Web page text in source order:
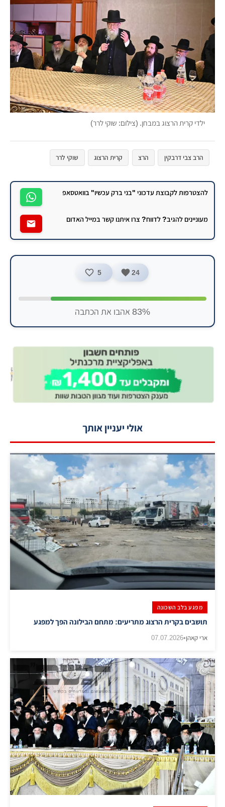
ילדי קרית הרצוג במבחן. (צילום: שוקי לרר)
הרב צבי דרבקין הרצ קרית הרצוג שוקי לרר
להצטרפות לקבוצת עדכוני "בני ברק עכשיו" בוואטסאפ
מעוניינים להגיב? לדווח? צרו איתנו קשר במייל האדום
24
5
83% אהבו את הכתבה
אולי יעניין אותך
מפגע בלב השכונה
תושבים בקרית הרצוג מתריעים: מתחם הבילונה הפך למפגע
ארי קאהן•
07.07.2026